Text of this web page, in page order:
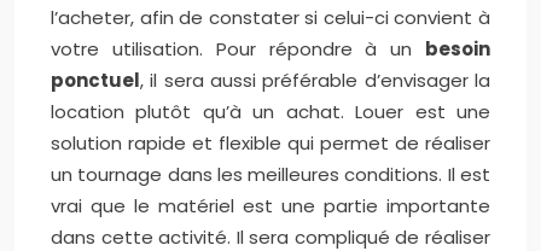
l’acheter, afin de constater si celui-ci convient à
votre utilisation. Pour répondre à un besoin
ponctuel, il sera aussi préférable d’envisager la
location plutôt qu’à un achat. Louer est une
solution rapide et flexible qui permet de réaliser
un tournage dans les meilleures conditions. Il est
vrai que le matériel est une partie importante
dans cette activité. Il sera compliqué de réaliser